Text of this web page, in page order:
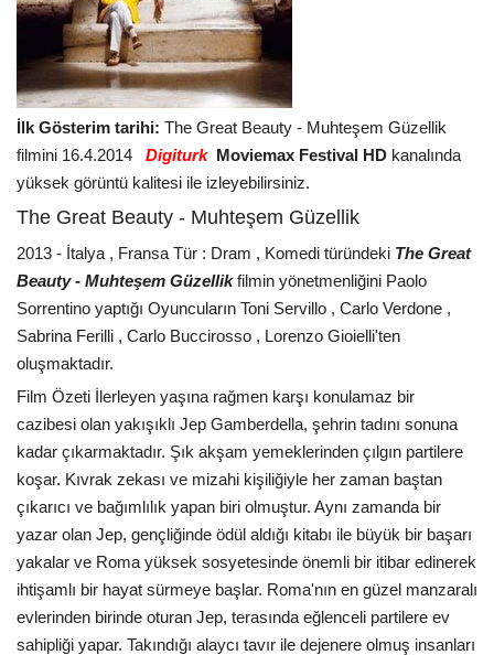
İlk Gösterim tarihi: The Great Beauty - Muhteşem Güzellik
filmini 16.4.2014 Digiturk Moviemax Festival HD kanalında
yüksek görüntü kalitesi ile izleyebilirsiniz.
The Great Beauty - Muhteşem Güzellik
2013 - İtalya , Fransa Tür : Dram , Komedi türündeki The Great
Beauty - Muhteşem Güzellikfilmin yönetmenliğini Paolo
Sorrentino yaptığı Oyuncuların Toni Servillo , Carlo Verdone ,
Sabrina Ferilli , Carlo Buccirosso , Lorenzo Gioielli'ten
oluşmaktadır.
Film Özeti İlerleyen yaşına rağmen karşı konulamaz bir
cazibesi olan yakışıklı Jep Gamberdella, şehrin tadını sonuna
kadar çıkarmaktadır. Şık akşam yemeklerinden çılgın partilere
koşar. Kıvrak zekası ve mizahi kişiliğiyle her zaman baştan
çıkarıcı ve bağımlılık yapan biri olmuştur. Aynı zamanda bir
yazar olan Jep, gençliğinde ödül aldığı kitabı ile büyük bir başarı
yakalar ve Roma yüksek sosyetesinde önemli bir itibar edinerek
ihtişamlı bir hayat sürmeye başlar. Roma'nın en güzel manzaralı
evlerinden birinde oturan Jep, terasında eğlenceli partilere ev
sahipliği yapar. Takındığı alaycı tavır ile dejenere olmuş insanları